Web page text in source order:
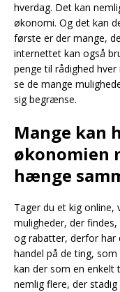
hverdag. Det kan
økonomi. Og det kan
første er der mange,
internettet kan også
penge til rådighed
se de mange
sig begrænse.
Mange kan
økonomien
hænge
Tager du et kig online,
muligheder, der
og rabatter, derfor har
handel på de ting,
kan der som en
nemlig flere, der